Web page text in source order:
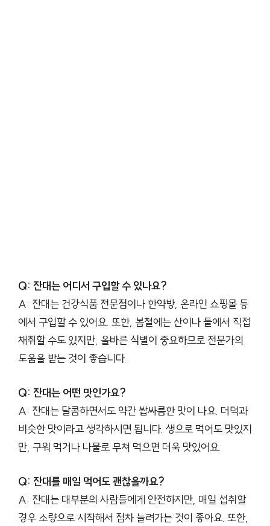
Q: 잔대는 어디서 구입할 수 있나요?
A: 잔대는 건강식품 전문점이나 한약방, 온라인 쇼핑몰 등
에서 구입할 수 있어요. 또한, 봄철에는 산이나 들에서 직접
채취할 수도 있지만, 올바른 식별이 중요하므로 전문가의
도움을 받는 것이 좋습니다.
Q: 잔대는 어떤 맛인가요?
A: 잔대는 달콤하면서도 약간 쌉싸름한 맛이 나요. 더덕과
비슷한 맛이라고 생각하시면 됩니다. 생으로 먹어도 맛있지
만, 구워 먹거나 나물로 무쳐 먹으면 더욱 맛있어요.
Q: 잔대를 매일 먹어도 괜찮을까요?
A: 잔대는 대부분의 사람들에게 안전하지만, 매일 섭취할
경우 소량으로 시작해서 점차 늘려가는 것이 좋아요. 또한,